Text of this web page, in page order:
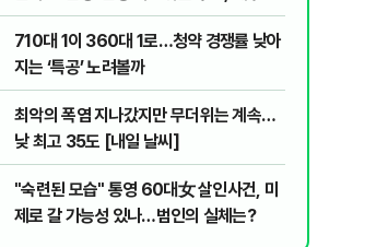
격돌
710대 1이 360대 1로…청약 경쟁률 낮아
지는 ‘특공’ 노려볼까
최악의 폭염 지나갔지만 무더위는 계속…
낮 최고 35도 [내일 날씨]
"숙련된 모습" 통영 60대女 살인사건, 미
제로 갈 가능성 있나…범인의 실체는?